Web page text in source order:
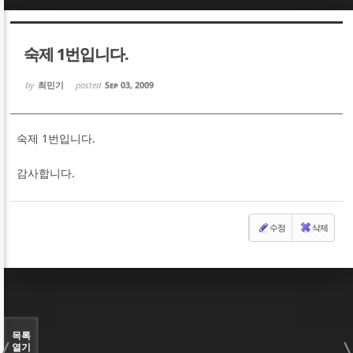
숙제 1번입니다.
by 최민기 posted Sep 03, 2009
숙제 1번입니다.
감사합니다.
수정 삭제
목록
열기
Sketchbook5, 스케치북5
Sketchbook5, 스케치북5
Sketchbook5, 스케치북5
Sketchbook5, 스케치북5